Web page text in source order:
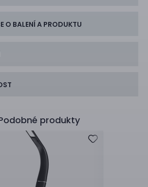
O BALENÍ A PRODUKTU
produkty